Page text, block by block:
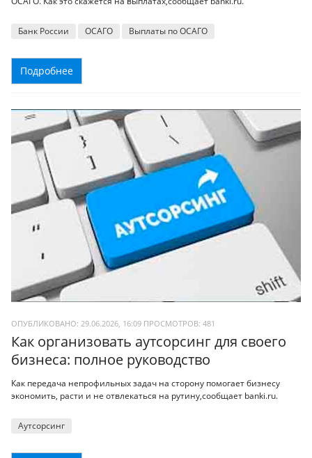
Банк России ОСАГО Выплаты по ОСАГО
Подробнее
ОПУБЛИКОВАНО: 29.06.2026, 16:09 ПРОСМОТРОВ: 481
Как организовать аутсорсинг для своего
бизнеса: полное руководство
Как передача непрофильных задач на сторону помогает бизнесу
экономить, расти и не отвлекаться на рутину,сообщает banki.ru.
Аутсорсинг